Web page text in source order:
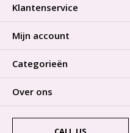
Klantenservice
Mijn account
Categorieën
Over ons